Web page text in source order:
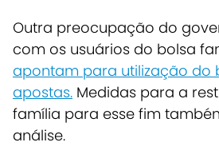
Outra preocupação do
com os usuários do bolsa
apontam para utilização do
apostas. Medidas para a
família para esse fim
análise.